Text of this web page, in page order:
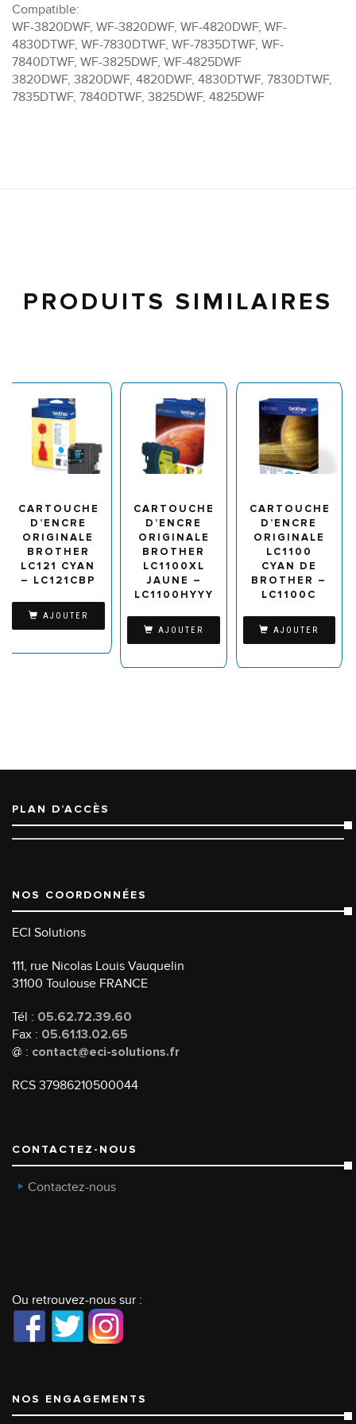
Compatible:
WF-3820DWF, WF-3820DWF, WF-4820DWF, WF-
4830DTWF, WF-7830DTWF, WF-7835DTWF, WF-
7840DTWF, WF-3825DWF, WF-4825DWF
3820DWF, 3820DWF, 4820DWF, 4830DTWF, 7830DTWF,
7835DTWF, 7840DTWF, 3825DWF, 4825DWF
PRODUITS SIMILAIRES
CARTOUCHE
D’ENCRE
ORIGINALE
BROTHER
LC121 CYAN
– LC121CBP
AJOUTER
CARTOUCHE
D’ENCRE
ORIGINALE
BROTHER
LC1100XL
JAUNE –
LC1100HYYY
AJOUTER
CARTOUCHE
D’ENCRE
ORIGINALE
LC1100
CYAN DE
BROTHER –
LC1100C
AJOUTER
PLAN D’ACCÈS
NOS COORDONNÉES
ECI Solutions
111, rue Nicolas Louis Vauquelin
31100 Toulouse FRANCE
Tél : 05.62.72.39.60
Fax : 05.61.13.02.65
@ : contact@eci-solutions.fr
RCS 37986210500044
CONTACTEZ-NOUS
Contactez-nous
Ou retrouvez-nous sur :
NOS ENGAGEMENTS